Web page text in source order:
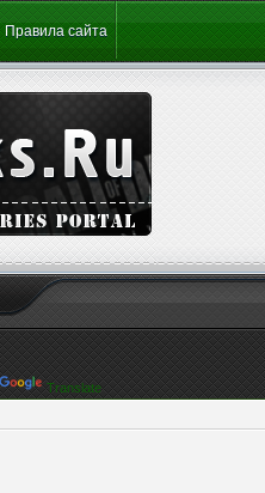
Правила сайта
Translate